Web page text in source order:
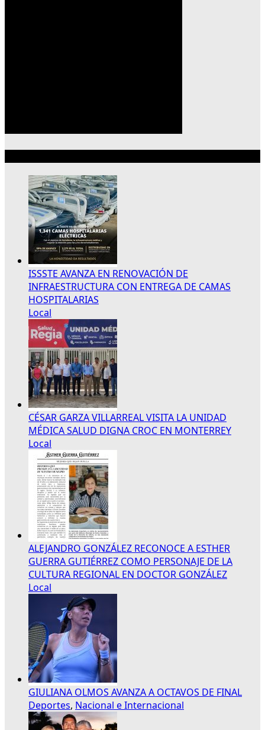
ISSSTE AVANZA EN RENOVACIÓN DE
INFRAESTRUCTURA CON ENTREGA DE CAMAS
HOSPITALARIAS
Local
CÉSAR GARZA VILLARREAL VISITA LA UNIDAD
MÉDICA SALUD DIGNA CROC EN MONTERREY
Local
ALEJANDRO GONZÁLEZ RECONOCE A ESTHER
GUERRA GUTIÉRREZ COMO PERSONAJE DE LA
CULTURA REGIONAL EN DOCTOR GONZÁLEZ
Local
GIULIANA OLMOS AVANZA A OCTAVOS DE FINAL
Deportes, Nacional e Internacional